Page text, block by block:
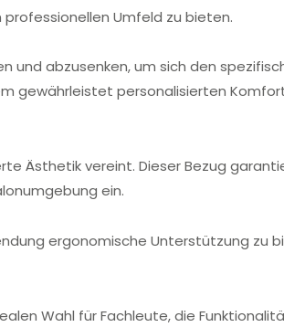
Umfeld zu bieten.
und abzusenken, um sich den
gewährleistet personalisierten
Ästhetik vereint. Dieser Bezug
ein.
ergonomische Unterstützung zu
Wahl für Fachleute, die